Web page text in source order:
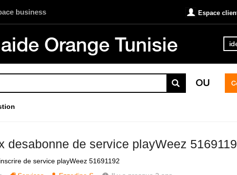
business Espace
Orange Tunisie
OU
desabonne de service playWeez
de service playWeez 51691192